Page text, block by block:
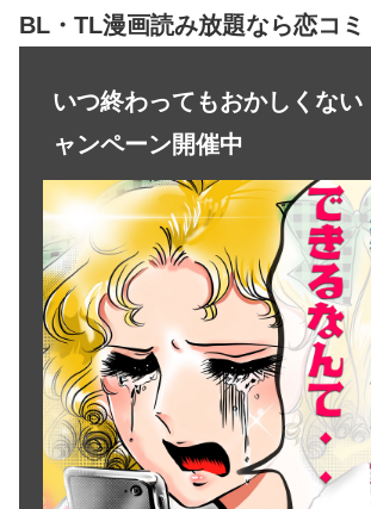
BL・TL漫画読み放題なら恋コミ
いつ終わってもおかしくない
ャンペーン開催中